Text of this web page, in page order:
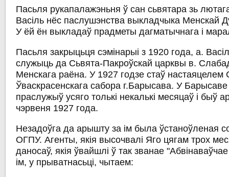
Пасьля рукапалажэньня ў сан сьвятара зь
Васіль нёс паслушэнства выкладчыка Менскай
У ёй ён выкладаў прадметы дагматычнага і
Пасьля закрыцьця сэмінарыі з 1920 года, а.
служыць да Сьвята-Пакроўскай царквы в.
Менскага раёна. У 1927 годзе стаў настаяцелем
Ўваскрасенскага сабора г.Барысава. У Барысаве
праслужыў усяго толькі некалькі месяцаў і быў
чэрвеня 1927 года.
Незадоўга да арышту за ім была ўстаноўленая
ОГПУ. Агенты, якія высочвалі Яго цягам трох
даносаў, якія ўвайшлі ў так званае
ім, у прыватнасьці, чытаем: